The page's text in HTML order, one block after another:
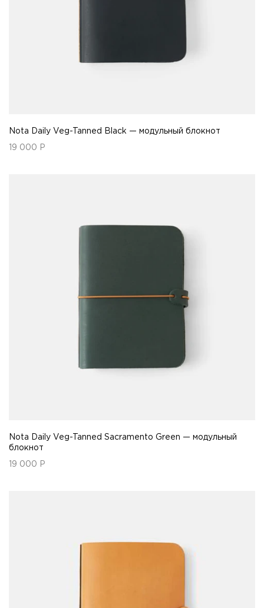
Nota Daily Veg-Tanned Black — модульный блокнот
19 000 Р
Nota Daily Veg-Tanned Sacramento Green — модульный
блокнот
19 000 Р